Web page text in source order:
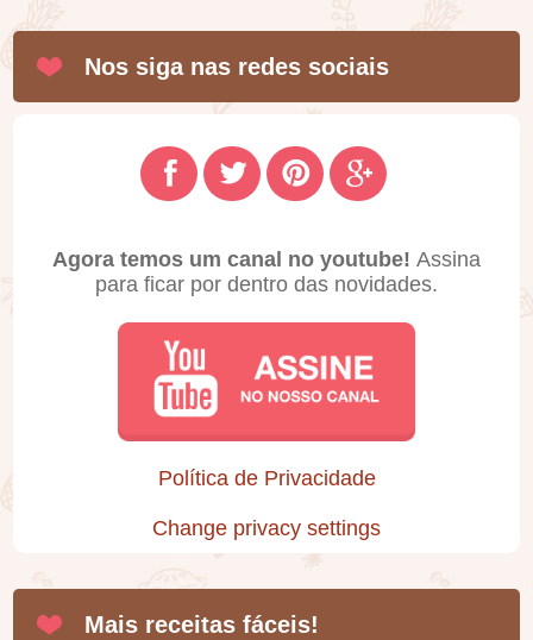
Nos siga nas redes sociais
Agora temos um canal no youtube! Assina
para ficar por dentro das novidades.
Política de Privacidade
Change privacy settings
Mais receitas fáceis!